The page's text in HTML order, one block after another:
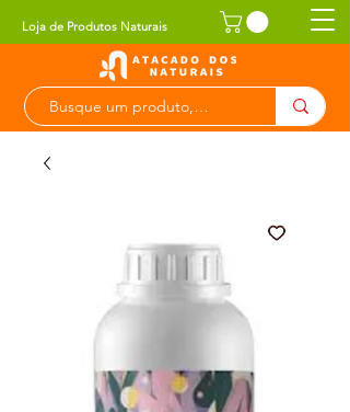
Loja de Produtos Naturais